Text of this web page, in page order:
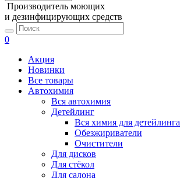
Производитель моющих
и дезинфицирующих средств
0
Акция
Новинки
Все товары
Автохимия
Вся автохимия
Детейлинг
Вся химия для детейлинга
Обезжириватели
Очистители
Для дисков
Для стёкол
Для салона